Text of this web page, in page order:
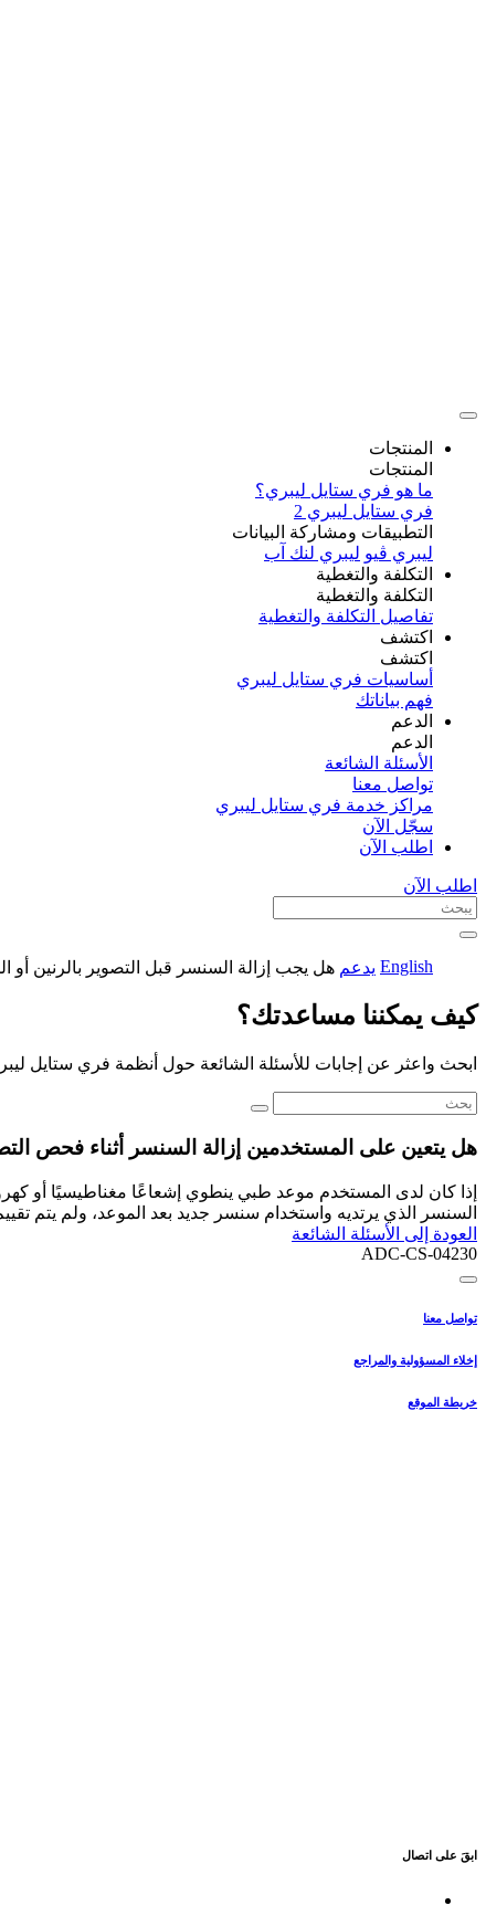
المنتجات
المنتجات
ما هو فري ستايل ليبري؟
فري ستايل ليبري 2
التطبيقات ومشاركة البيانات
ليبري ڤيو ليبري لنك آب
التكلفة والتغطية
التكلفة والتغطية
تفاصيل التكلفة والتغطية
اكتشف​
اكتشف​
أساسيات فري ستايل ليبري
فهم بياناتك
الدعم
الدعم
الأسئلة الشائعة
تواصل معنا
مراكز خدمة فري ستايل ليبري
سجّل الآن​
اطلب الآن
اطلب الآن
English يدعم هل يجب إزالة السنسر قبل التصوير بالرنين أو
كيف يمكننا مساعدتك؟
ابحث واعثر عن إجابات للأسئلة الشائعة حول أنظمة فري ستايل
هل يتعين على المستخدمين إزالة السنسر أثناء فحص
إذا كان لدى المستخدم موعد طبي ينطوي إشعاعًا مغناطيسيًا أو
السنسر الذي يرتديه واستخدام سنسر جديد بعد الموعد، ولم يتم
العودة إلى الأسئلة الشائعة
ADC-CS-04230
تواصل معنا
إخلاء المسؤولية والمراجع
خريطة الموقع
ابقَ على اتصال